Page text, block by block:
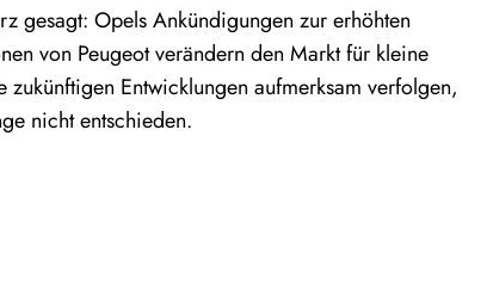
gesagt: Opels Ankündigungen zur erhöhten
von Peugeot verändern den Markt für kleine
Entwicklungen aufmerksam verfolgen,
nicht entschieden.